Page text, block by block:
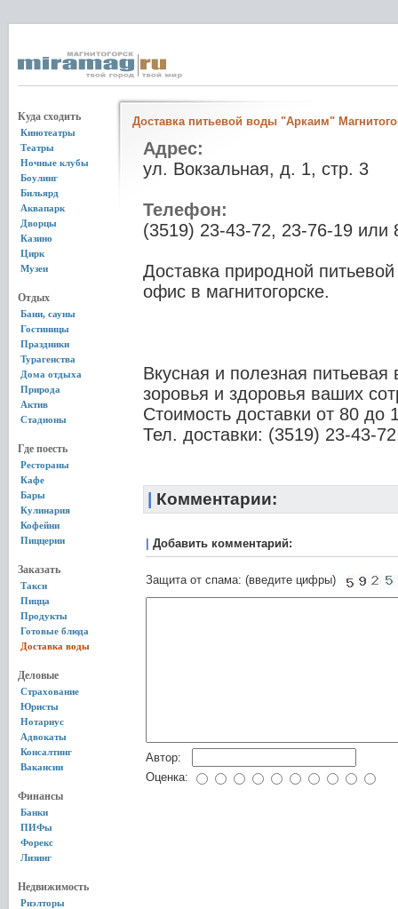
Куда сходить
Кинотеатры
Театры
Ночные клубы
Боулинг
Бильярд
Аквапарк
Дворцы
Казино
Цирк
Музеи
Отдых
Бани, сауны
Гостиницы
Праздники
Турагенства
Дома отдыха
Природа
Актив
Стадионы
Где поесть
Рестораны
Кафе
Бары
Кулинария
Кофейни
Пиццерии
Заказать
Такси
Пицца
Продукты
Готовые блюда
Доставка воды
Деловые
Страхование
Юристы
Нотариус
Адвокаты
Консалтинг
Вакансии
Финансы
Банки
ПИФы
Форекс
Лизинг
Недвижимость
Риэлторы
Доставка питьевой воды "Аркаим"
Адрес:
ул. Вокзальная, д. 1, стр. 3
Телефон:
(3519) 23-43-72, 23-76-19 или
Доставка природной
офис в магнитогорске.
Вкусная и полезная
зоровья и здоровья ваших
Стоимость доставки от 80 до
Тел. доставки: (3519) 23-43-
Комментарии:
Добавить комментарий:
Защита от спама: (введите цифры)
Автор:
Оценка: